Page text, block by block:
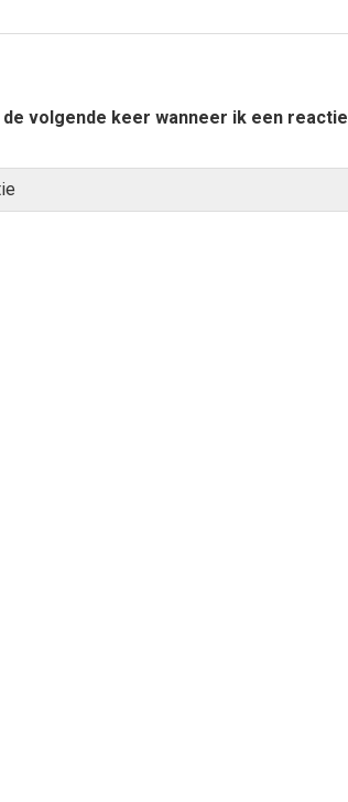
volgende keer wanneer ik een reactie